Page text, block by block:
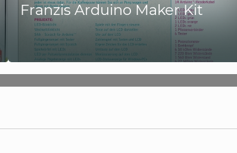
Franzis Arduino Maker Kit